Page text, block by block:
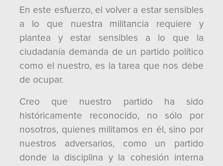
En este esfuerzo, el volver a estar sensibles
a lo que nuestra militancia requiere y
plantea y estar sensibles a lo que la
ciudadanía demanda de un partido político
como el nuestro, es la tarea que nos debe
de ocupar.
Creo que nuestro partido ha sido
históricamente reconocido, no sólo por
nosotros, quienes militamos en él, sino por
nuestros adversarios, como un partido
donde la disciplina y la cohesión interna